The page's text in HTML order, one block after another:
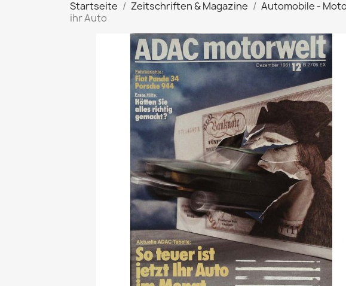
BRAVO HipHop Special
BRAVO Zeitschrift
hey!
POP Rocky
Yam!
Startseite Zeitschriften & Magazine Automobile -
ihr Auto